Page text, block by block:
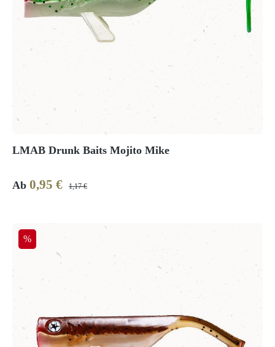
LMAB Drunk Baits Mojito Mike
Verkaufspreis:
Ab 0,95 € Regulärer Preis:
1,17 €
Rabatt
%